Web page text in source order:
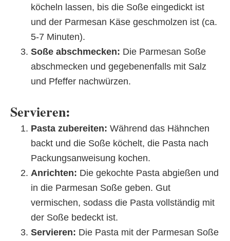
köcheln lassen, bis die Soße eingedickt ist
und der Parmesan Käse geschmolzen ist (ca.
5-7 Minuten).
Soße abschmecken: Die Parmesan Soße
abschmecken und gegebenenfalls mit Salz
und Pfeffer nachwürzen.
Servieren:
Pasta zubereiten: Während das Hähnchen
backt und die Soße köchelt, die Pasta nach
Packungsanweisung kochen.
Anrichten: Die gekochte Pasta abgießen und
in die Parmesan Soße geben. Gut
vermischen, sodass die Pasta vollständig mit
der Soße bedeckt ist.
Servieren: Die Pasta mit der Parmesan Soße